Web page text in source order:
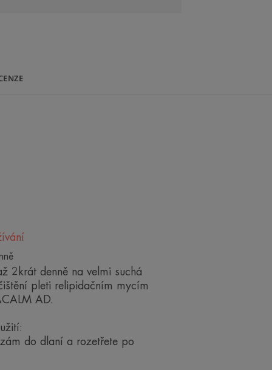
potřebu účinně
pomáhá
kontrolou.
v komplexní péči o atopický ekzém
2krát denně na velmi suchá
pleti relipidačním mycím
AD.
do dlaní a rozetřete po